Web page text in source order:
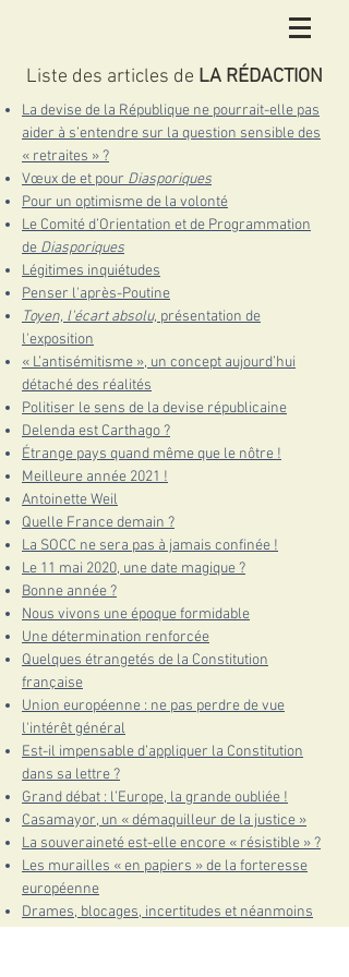
Liste des articles de LA RÉDACTION
La devise de la République ne pourrait-elle pas
aider à s’entendre sur la question sensible des
« retraites » ?
Vœux de et pour Diasporiques
Pour un optimisme de la volonté
Le Comité d’Orientation et de Programmation
de Diasporiques
Légitimes inquiétudes
Penser l'après-Poutine
Toyen, l'écart absolu, présentation de
l'exposition
« L’antisémitisme », un concept aujourd’hui
détaché des réalités
Politiser le sens de la devise républicaine
Delenda est Carthago ?
Étrange pays quand même que le nôtre !
Meilleure année 2021 !
AntoinetteWeil
Quelle France demain ?
La SOCC ne sera pas à jamais confinée !
Le 11 mai 2020, une date magique ?
Bonne année ?
Nous vivons une époque formidable
Une détermination renforcée
Quelques étrangetés de la Constitution
française
Union européenne : ne pas perdre de vue
l'intérêt général
Est-il impensable d’appliquer la Constitution
dans sa lettre ?
Grand débat : l’Europe, la grande oubliée !
Casamayor, un « démaquilleur de la justice »
La souveraineté est-elle encore « résistible » ?
Les murailles « en papiers » de la forteresse
européenne
Drames, blocages, incertitudes et néanmoins